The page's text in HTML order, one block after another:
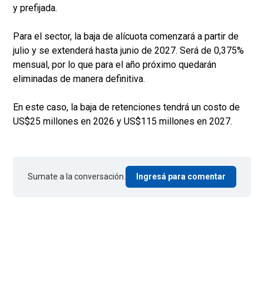
y prefijada.
Para el sector, la baja de alícuota comenzará a partir de
julio y se extenderá hasta junio de 2027. Será de 0,375%
mensual, por lo que para el año próximo quedarán
eliminadas de manera definitiva.
En este caso, la baja de retenciones tendrá un costo de
US$25 millones en 2026 y US$115 millones en 2027.
Sumate a la conversación. Ingresá para comentar